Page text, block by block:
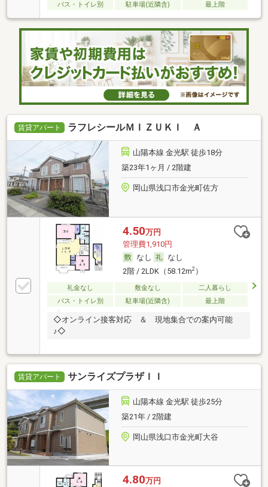
バス・トイレ別
駐車場(近隣含) 最上階
賃貸アパート ラフレシールＭＩＺＵＫＩ Ａ
山陽本線 金光駅 徒歩18分
築23年1ヶ月 / 2階建
岡山県浅口市金光町佐方
4.50万円
管理費1,910円
なし
なし
2階 / 2LDK（58.12m2）
礼金なし 敷金なし
二人暮らし
バス・トイレ別
駐車場(近隣含) 最上階
◇オンライン接客対応 ＆ 現地集合での案内可能
♪◇
賃貸アパート サンライズプラザＩＩ
山陽本線 金光駅 徒歩25分
築21年 / 2階建
岡山県浅口市金光町大谷
4.80万円